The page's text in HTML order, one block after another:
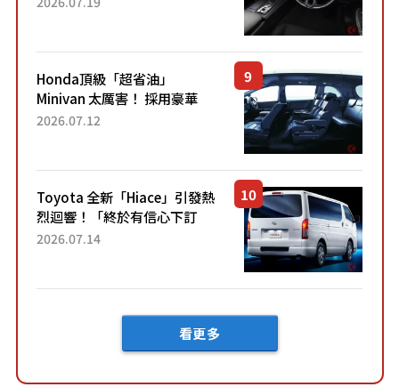
Honda頂級「超省油」
Minivan 太厲害！ 採用豪華
「真皮座椅」與專屬「黑色內
「三...
2026.07.12
Toyota 全新「Hiace」引發熱
烈迴響！「終於有信心下訂
了！」「哪個等級交車最
車？...
2026.07.14
看更多